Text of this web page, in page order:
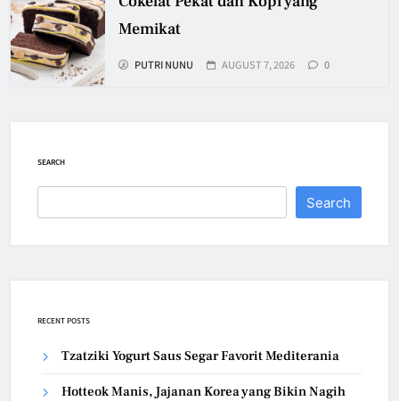
Memikat
PUTRI NUNU AUGUST 7, 2026 0
SEARCH
Search
RECENT POSTS
Tzatziki Yogurt Saus Segar Favorit Mediterania
Hotteok Manis, Jajanan Korea yang Bikin Nagih